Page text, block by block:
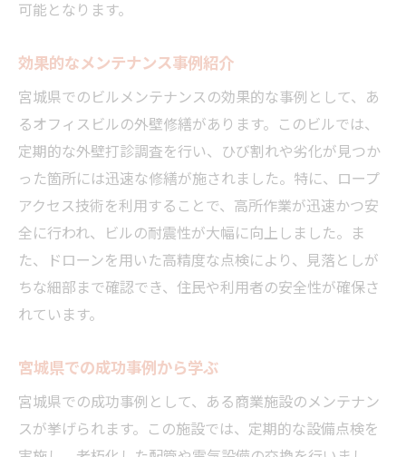
可能となります。
効果的なメンテナンス事例紹介
宮城県でのビルメンテナンスの効果的な事例として、あ
るオフィスビルの外壁修繕があります。このビルでは、
定期的な外壁打診調査を行い、ひび割れや劣化が見つか
った箇所には迅速な修繕が施されました。特に、ロープ
アクセス技術を利用することで、高所作業が迅速かつ安
全に行われ、ビルの耐震性が大幅に向上しました。ま
た、ドローンを用いた高精度な点検により、見落としが
ちな細部まで確認でき、住民や利用者の安全性が確保さ
れています。
宮城県での成功事例から学ぶ
宮城県での成功事例として、ある商業施設のメンテナン
スが挙げられます。この施設では、定期的な設備点検を